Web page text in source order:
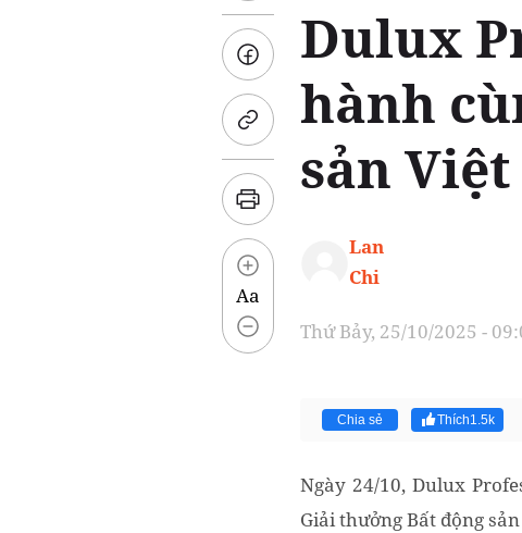
Aa
Dulux
hành
sản
Lan
Chi
Thứ Bảy, 25/10/2025 -
Chia sẻ Thích1.5k
Ngày 24/10, Dulux
Giải thưởng Bất động